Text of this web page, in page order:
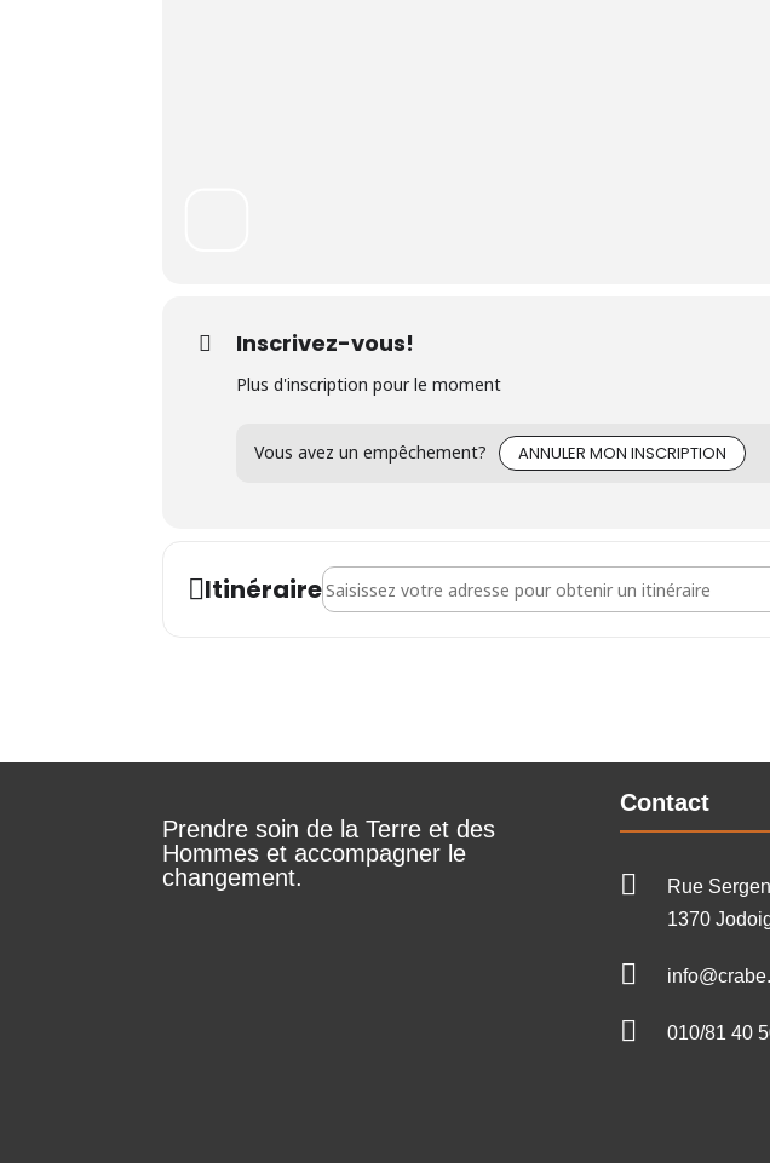
Inscrivez-vous!
Plus d'inscription pour le moment
Vous avez un empêchement? ANNULER MON INSCRIPTION
ItinéraireAddress - Séance d'informations - Formation "Ouvrier
Prendre soin de la Terre et des
Hommes et accompagner le
changement.
Contact

Rue
1370

 010/81 40